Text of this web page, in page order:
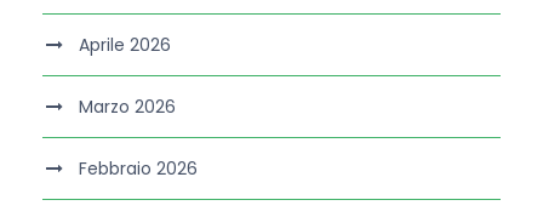
Aprile 2026
Marzo 2026
Febbraio 2026